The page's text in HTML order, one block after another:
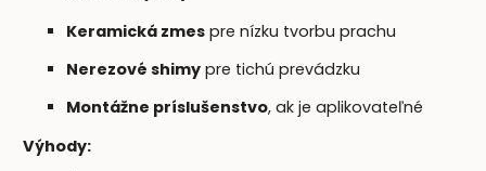
Keramická zmes pre nízku tvorbu prachu
Nerezové shimy pre tichú prevádzku
Montážne príslušenstvo, ak je aplikovateľné
Výhody: